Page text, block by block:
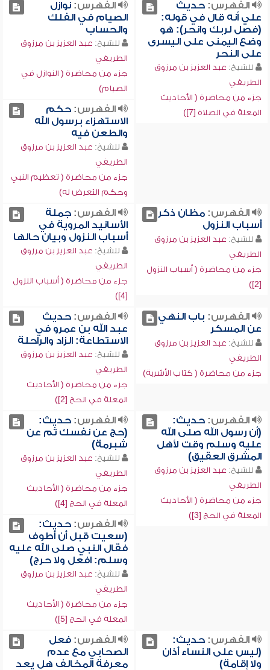
الفهرس:حديث
علي أنه قال في قوله:
(فصل لربك وانحر): هو
وضع اليمنى على اليسرى
على النحر
للشيخ: عبد العزيز بن مرزوق
الطريفي
جزء من محاضرة ( الأحاديث
المعلة في الصلاة [7])
الفهرس:نوازل
الصيام في الفلك
والحساب
للشيخ: عبد العزيز بن مرزوق
الطريفي
جزء من محاضرة ( النوازل في
الصيام)
الفهرس:حكم
الاستهزاء برسول الله
والطعن فيه
للشيخ: عبد العزيز بن مرزوق
الطريفي
جزء من محاضرة ( تعظيم النبي
وحكم التعرض له)
الفهرس:مظان ذكر
أسباب النزول
للشيخ: عبد العزيز بن مرزوق
الطريفي
جزء من محاضرة ( أسباب النزول
[2])
الفهرس:جملة
الأسانيد المروية في
أسباب النزول وبيان حالها
للشيخ: عبد العزيز بن مرزوق
الطريفي
جزء من محاضرة ( أسباب النزول
[4])
الفهرس: باب النهي
عن المسكر
للشيخ: عبد العزيز بن مرزوق
الطريفي
جزء من محاضرة ( كتاب الأشربة)
الفهرس:حديث
عبد الله بن عمرو في
الاستطاعة: الزاد والراحلة
للشيخ: عبد العزيز بن مرزوق
الطريفي
جزء من محاضرة ( الأحاديث
المعلة في الحج [2])
الفهرس:حديث:
(أن رسول الله صلى الله
عليه وسلم وقت لأهل
المشرق العقيق)
للشيخ: عبد العزيز بن مرزوق
الطريفي
جزء من محاضرة ( الأحاديث
المعلة في الحج [3])
الفهرس:حديث:
(حج عن نفسك ثم عن
شبرمة)
للشيخ: عبد العزيز بن مرزوق
الطريفي
جزء من محاضرة ( الأحاديث
المعلة في الحج [4])
الفهرس:حديث:
(سعيت قبل أن أطوف
فقال النبي صلى الله عليه
وسلم: افعل ولا حرج)
للشيخ: عبد العزيز بن مرزوق
الطريفي
جزء من محاضرة ( الأحاديث
المعلة في الحج [5])
الفهرس:حديث:
(ليس على النساء أذان
ولا إقامة)
الفهرس:فعل
الصحابي مع عدم
معرفة المخالف هل يعد